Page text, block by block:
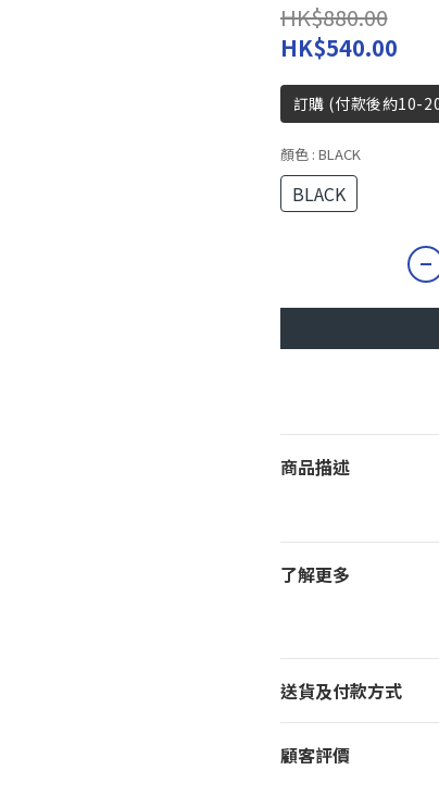
HK$880.00
HK$540.00
訂購 (付款後約10-
顏色 : BLACK
BLACK
商品描述
了解更多
送貨及付款方式
顧客評價